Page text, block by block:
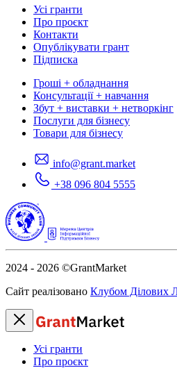
Усі гранти
Про проєкт
Контакти
Опублікувати грант
Підписка
Гроші + обладнання
Консультації + навчання
Збут + виставки + нетворкінг
Послуги для бізнесу
Товари для бізнесу
info@grant.market
+38 096 804 5555
2024 - 2026 ©GrantMarket
Сайт реалізовано Клубом Ділових
Усі гранти
Про проєкт